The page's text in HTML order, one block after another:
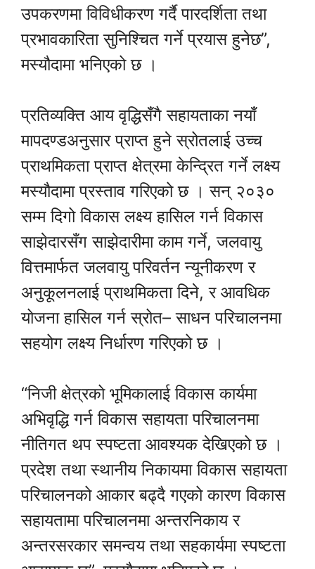
उपकरणमा विविधीकरण गर्दै पारदर्शिता तथा
प्रभावकारिता सुनिश्चित गर्ने प्रयास हुनेछ”,
मस्यौदामा भनिएको छ ।
प्रतिव्यक्ति आय वृद्धिसँगै सहायताका नयाँ
मापदण्डअनुसार प्राप्त हुने स्रोतलाई उच्च
प्राथमिकता प्राप्त क्षेत्रमा केन्द्रित गर्ने लक्ष्य
मस्यौदामा प्रस्ताव गरिएको छ । सन् २०३०
सम्म दिगो विकास लक्ष्य हासिल गर्न विकास
साझेदारसँग साझेदारीमा काम गर्ने, जलवायु
वित्तमार्फत जलवायु परिवर्तन न्यूनीकरण र
अनुकूलनलाई प्राथमिकता दिने, र आवधिक
योजना हासिल गर्न स्रोत– साधन परिचालनमा
सहयोग लक्ष्य निर्धारण गरिएको छ ।
“निजी क्षेत्रको भूमिकालाई विकास कार्यमा
अभिवृद्धि गर्न विकास सहायता परिचालनमा
नीतिगत थप स्पष्टता आवश्यक देखिएको छ ।
प्रदेश तथा स्थानीय निकायमा विकास सहायता
परिचालनको आकार बढ्दै गएको कारण विकास
सहायतामा परिचालनमा अन्तरनिकाय र
अन्तरसरकार समन्वय तथा सहकार्यमा स्पष्टता